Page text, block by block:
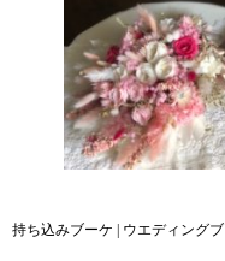
持ち込みブーケ | ウエディング